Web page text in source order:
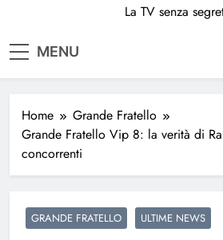
La TV senza
MENU
Home
Grande Fratello
Grande Fratello Vip 8: la verità di
concorrenti
GRANDE FRATELLO ULTIME NEWS